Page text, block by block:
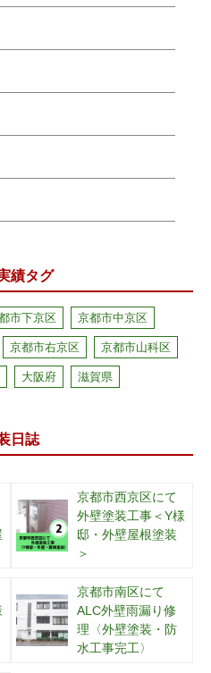
績タグ
市下京区 京都市中京区
京都市右京区 京都市山科区
大阪府 滋賀県
日誌
京都市西京区にて
外壁塗装工事＜Y様
邸・外壁屋根塗装
＞
京都市南区にて
ALC外壁雨漏り修
理〈外壁塗装・防
水工事完工〉